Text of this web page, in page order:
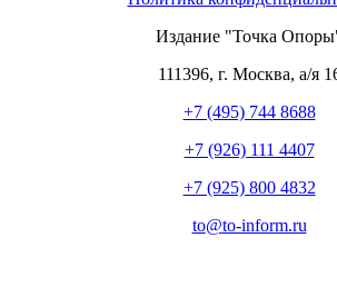
Издание "Точка
111396, г. Москва, а/я
+7 (495) 744 8688
+7 (926) 111 4407
+7 (925) 800 4832
to​@​to-inform.ru